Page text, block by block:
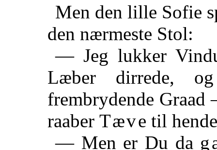
Men den lille Sofie
den nærmeste Stol:
— Jeg lukker
Læber dirrede,
frembrydende
raaber Tæve til
— Men er Du da